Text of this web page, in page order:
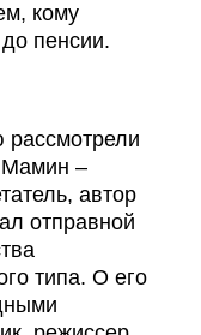
кому
пенсии.
рассмотрели
Мамин –
автор
отправной
типа. О его